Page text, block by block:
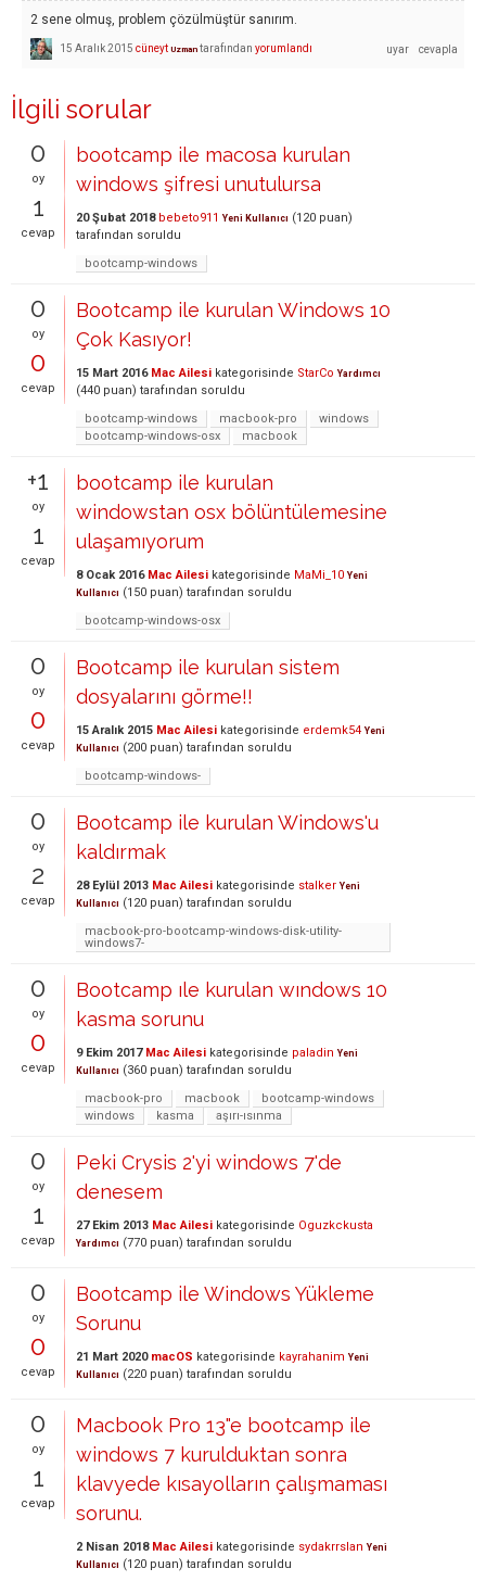
2 sene olmuş, problem çözülmüştür sanırım.
15 Aralık 2015 cüneyt Uzman tarafından yorumlandı
İlgili sorular
0
oy
1
cevap
bootcamp ile macosa kurulan
windows şifresi unutulursa
20 Şubat 2018 bebeto911 Yeni Kullanıcı (120 puan)
tarafından soruldu
bootcamp-windows
0
oy
0
cevap
Bootcamp ile kurulan Windows 10
Çok Kasıyor!
15 Mart 2016 Mac Ailesi kategorisinde StarCo Yardımcı
(440 puan) tarafından soruldu
bootcamp-windows
macbook-pro
windows
bootcamp-windows-osx
macbook
+1
oy
1
cevap
bootcamp ile kurulan
windowstan osx bölüntülemesine
ulaşamıyorum
8 Ocak 2016 Mac Ailesi kategorisinde MaMi_10 Yeni
Kullanıcı (150 puan) tarafından soruldu
bootcamp-windows-osx
0
oy
0
cevap
Bootcamp ile kurulan sistem
dosyalarını görme!!
15 Aralık 2015 Mac Ailesi kategorisinde erdemk54 Yeni
Kullanıcı (200 puan) tarafından soruldu
bootcamp-windows-
0
oy
2
cevap
Bootcamp ile kurulan Windows'u
kaldırmak
28 Eylül 2013 Mac Ailesi kategorisinde stalker Yeni
Kullanıcı (120 puan) tarafından soruldu
macbook-pro-bootcamp-windows-disk-utility-
windows7-
0
oy
0
cevap
Bootcamp ıle kurulan wındows 10
kasma sorunu
9 Ekim 2017 Mac Ailesi kategorisinde paladin Yeni
Kullanıcı (360 puan) tarafından soruldu
macbook-pro
macbook
bootcamp-windows
windows
kasma aşırı-ısınma
0
oy
1
cevap
Peki Crysis 2'yi windows 7'de
denesem
27 Ekim 2013 Mac Ailesi kategorisinde Oguzkckusta
Yardımcı (770 puan) tarafından soruldu
0
oy
0
cevap
Bootcamp ile Windows Yükleme
Sorunu
21 Mart 2020 macOS kategorisinde kayrahanim Yeni
Kullanıcı (220 puan) tarafından soruldu
0
oy
1
cevap
Macbook Pro 13"e bootcamp ile
windows 7 kurulduktan sonra
klavyede kısayolların çalışmaması
sorunu.
2 Nisan 2018 Mac Ailesi kategorisinde sydakrrslan Yeni
Kullanıcı (120 puan) tarafından soruldu